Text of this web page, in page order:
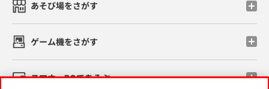
あそび場をさがす
ゲーム機をさがす
スマホ・PCであそぶ